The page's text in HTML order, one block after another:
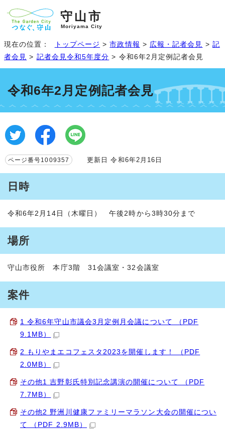
守山市
Moriyama City
現在の位置： トップページ >市政情報 > 広報・記者会見 > 記
者会見 > 記者会見令和5年度分 > 令和6年2月定例記者会見
令和6年2月定例記者会見
ページ番号1009357 更新日 令和6年2月16日
日時
令和6年2月14日（木曜日） 午後2時から3時30分まで
場所
守山市役所 本庁3階 31会議室・32会議室
案件
1 令和6年守山市議会3月定例月会議について （PDF
9.1MB）
2 もりやまエコフェスタ2023を開催します！ （PDF
2.0MB）
その他1 吉野彰氏特別記念講演の開催について （PDF
7.7MB）
その他2 野洲川健康ファミリーマラソン大会の開催につい
て （PDF 2.9MB）